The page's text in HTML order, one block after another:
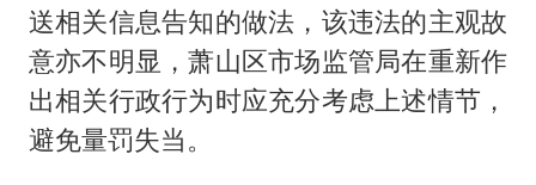
送相关信息告知的做法，该违法的主观故
意亦不明显，萧山区市场监管局在重新作
出相关行政行为时应充分考虑上述情节，
避免量罚失当。